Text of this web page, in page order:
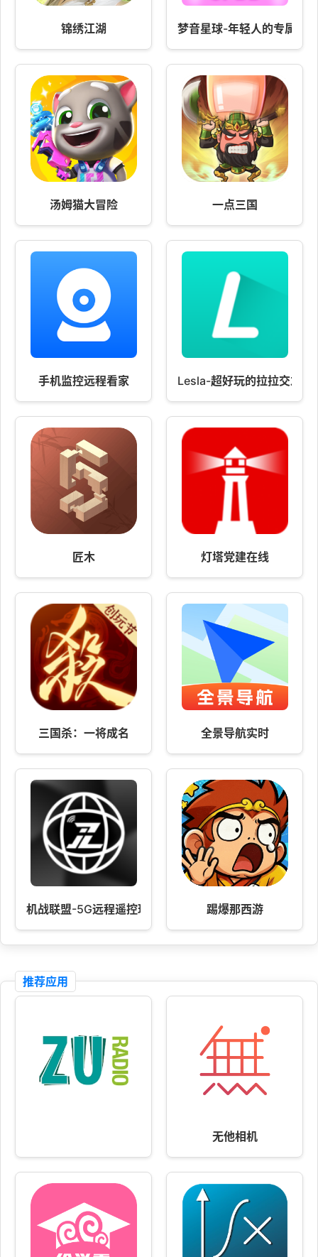
锦绣江湖 梦音星球-年轻人的专属社
汤姆猫大冒险 一点三国
手机监控远程看家 Lesla-超好玩的拉拉交友
匠木 灯塔党建在线
三国杀：一将成名 全景导航实时
机战联盟-5G远程遥控玩具车 踢爆那西游
推荐应用
无他相机